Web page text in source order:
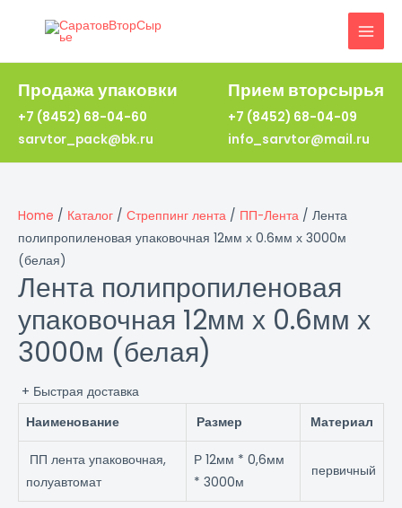
Продажа упаковки
+7 (8452) 68-04-60
sarvtor_pack@bk.ru
Прием вторсырья
+7 (8452) 68-04-09
info_sarvtor@mail.ru
Home / Каталог / Стреппинг лента / ПП-Лента / Лента
полипропиленовая упаковочная 12мм х 0.6мм х 3000м
(белая)
Лента полипропиленовая
упаковочная 12мм х 0.6мм х
3000м (белая)
+ Быстрая доставка
Наименование
Размер Материал
ПП лента упаковочная,
полуавтомат
Р 12мм * 0,6мм
* 3000м
первичный